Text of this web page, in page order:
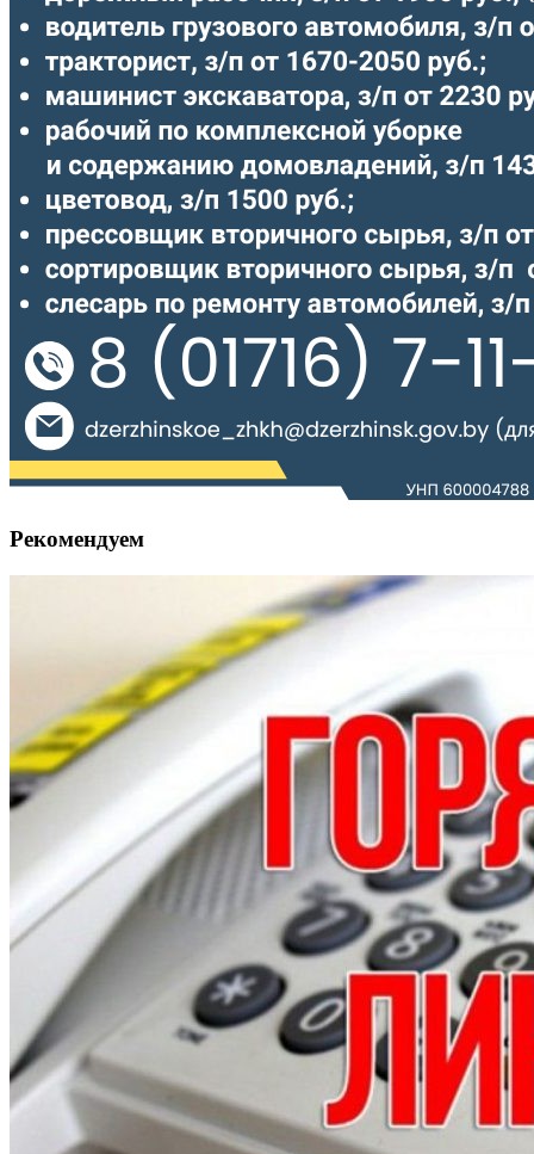
Рекомендуем